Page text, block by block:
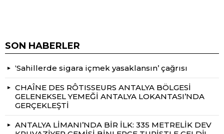
SON HABERLER
‘Sahillerde sigara içmek yasaklansın’ çağrısı
CHAÎNE DES RÔTISSEURS ANTALYA BÖLGESİ
GELENEKSEL YEMEĞİ ANTALYA LOKANTASI’NDA
GERÇEKLEŞTİ
ANTALYA LİMANI’NDA BİR İLK: 335 METRELİK DEV